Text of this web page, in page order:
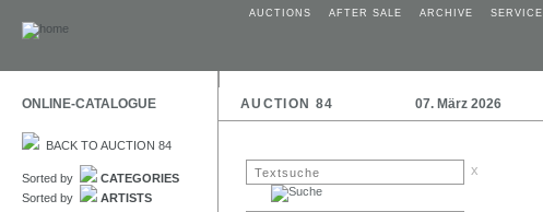
AUCTIONS AFTER SALE ARCHIVE SERVICE
ONLINE-CATALOGUE AUCTION 84 07. März 2026
BACK TO AUCTION 84
Sorted by
CATEGORIES
Sorted by
ARTISTS
x